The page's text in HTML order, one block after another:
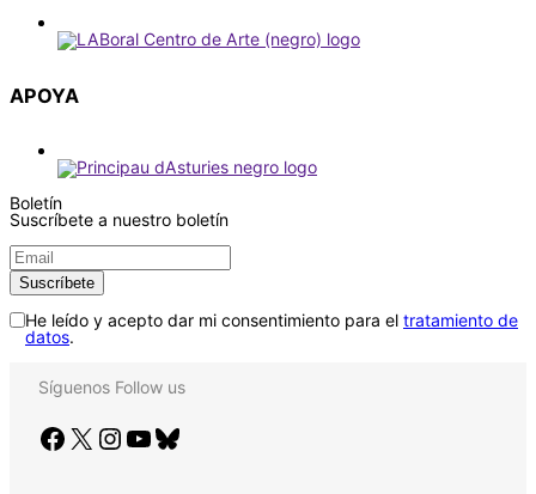
APOYA
Boletín
Suscríbete a nuestro boletín
He leído y acepto dar mi consentimiento para el tratamiento de
datos.
Síguenos Follow us
Facebook X Instagram YouTube Bluesky